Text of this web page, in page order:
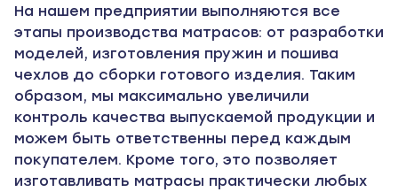
На нашем предприятии выполняются все
этапы производства матрасов: от разработки
моделей, изготовления пружин и пошива
чехлов до сборки готового изделия. Таким
образом, мы максимально увеличили
контроль качества выпускаемой продукции и
можем быть ответственны перед каждым
покупателем. Кроме того, это позволяет
изготавливать матрасы практически любых